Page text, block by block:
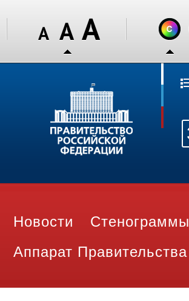
Новости Стенограммы
Аппарат Правительства